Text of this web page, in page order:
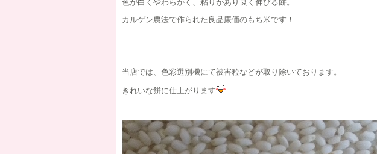
色が白くやわらかく、粘りがあり良く伸びる餅。
カルゲン農法で作られた良品廉価のもち米です！
当店では、色彩選別機にて被害粒などが取り除いております。
きれいな餅に仕上がります